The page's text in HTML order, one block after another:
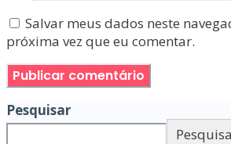
Salvar meus dados neste
próxima vez que eu comentar.
Pesquisar